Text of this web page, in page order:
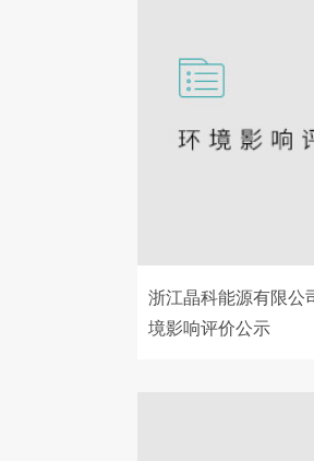
浙江晶科能源有限公
境影响评价公示